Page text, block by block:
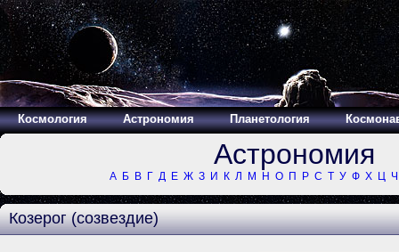
Космология Астрономия Планетология
Астрономия
А Б В Г Д Е Ж З И К Л М Н О П Р С Т У Ф Х Ч
Козерог (созвездие)